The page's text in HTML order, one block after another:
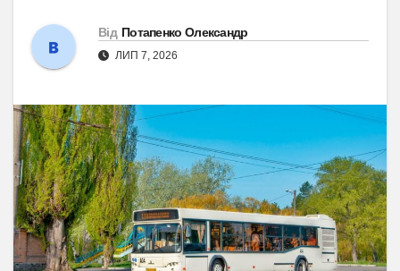
Від Потапенко Олександр
ЛИП 7, 2026